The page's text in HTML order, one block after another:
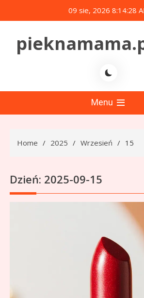
to
09 sie, 2026 8:14:30
Menu
Home 2025 Wrzesień 15
Dzień: 2025-09-15